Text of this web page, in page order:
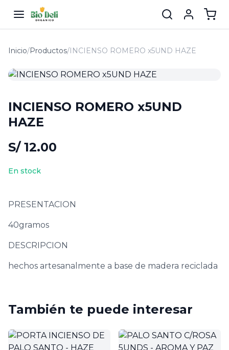
Inicio/Productos/INCIENSO ROMERO x5UND HAZE
INCIENSO ROMERO x5UND
HAZE
S/ 12.00
En stock
PRESENTACION
40gramos
DESCRIPCION
hechos artesanalmente a base de madera reciclada
También te puede interesar